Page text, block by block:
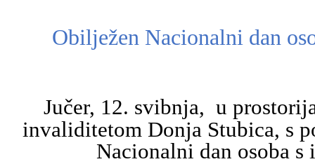
Obilježen Nacionalni dan
Jučer, 12. svibnja, u
invaliditetom Donja Stubica, s
Nacionalni dan osoba